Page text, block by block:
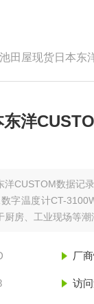
池田屋现货日本东
洋
洋CUSTOM数据记
字温度计CT-
房、工业现场等潮
厂
访问